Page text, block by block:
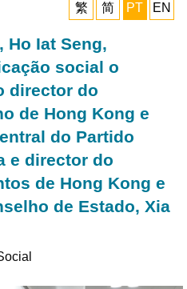
繁
简 PT EN
Ho Iat Seng,
social o
director do
de Hong Kong e
do Partido
e director do
de Hong Kong e
de Estado, Xia